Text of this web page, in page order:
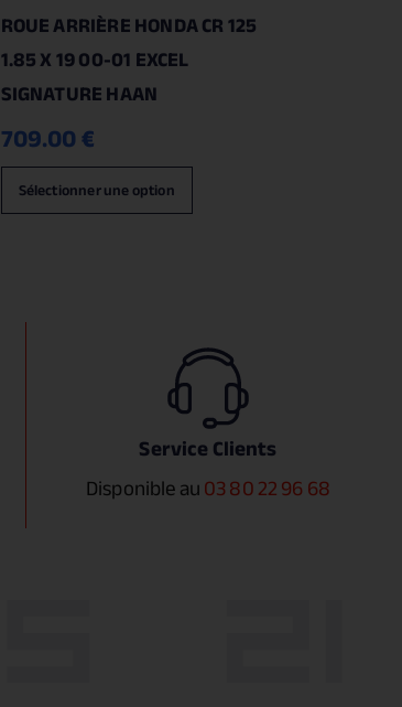
ROUE ARRIÈRE HONDA CR 125
1.85 X 19 00-01 EXCEL
SIGNATURE HAAN
709.00€
Sélectionner une option
Service Clients
Disponible au03 80 22 96 68